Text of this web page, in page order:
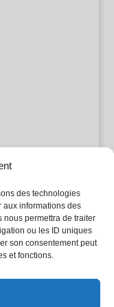
des technologies
aux informations des
nous permettra de traiter
ou les ID uniques
son consentement peut
et fonctions.